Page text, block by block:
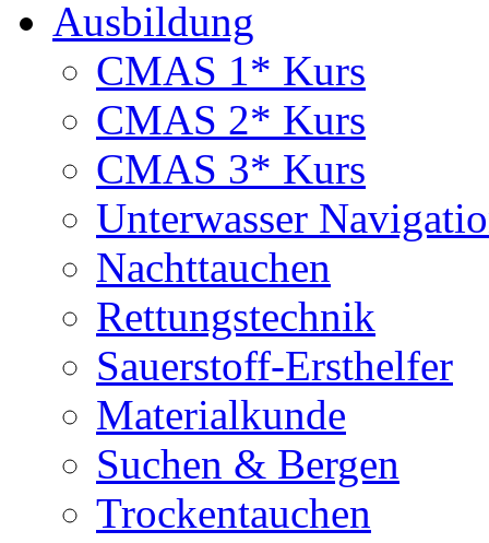
Ausbildung
CMAS 1* Kurs
CMAS 2* Kurs
CMAS 3* Kurs
Unterwasser
Nachttauchen
Rettungstechnik
Sauerstoff-Ersthelfer
Materialkunde
Suchen & Bergen
Trockentauchen